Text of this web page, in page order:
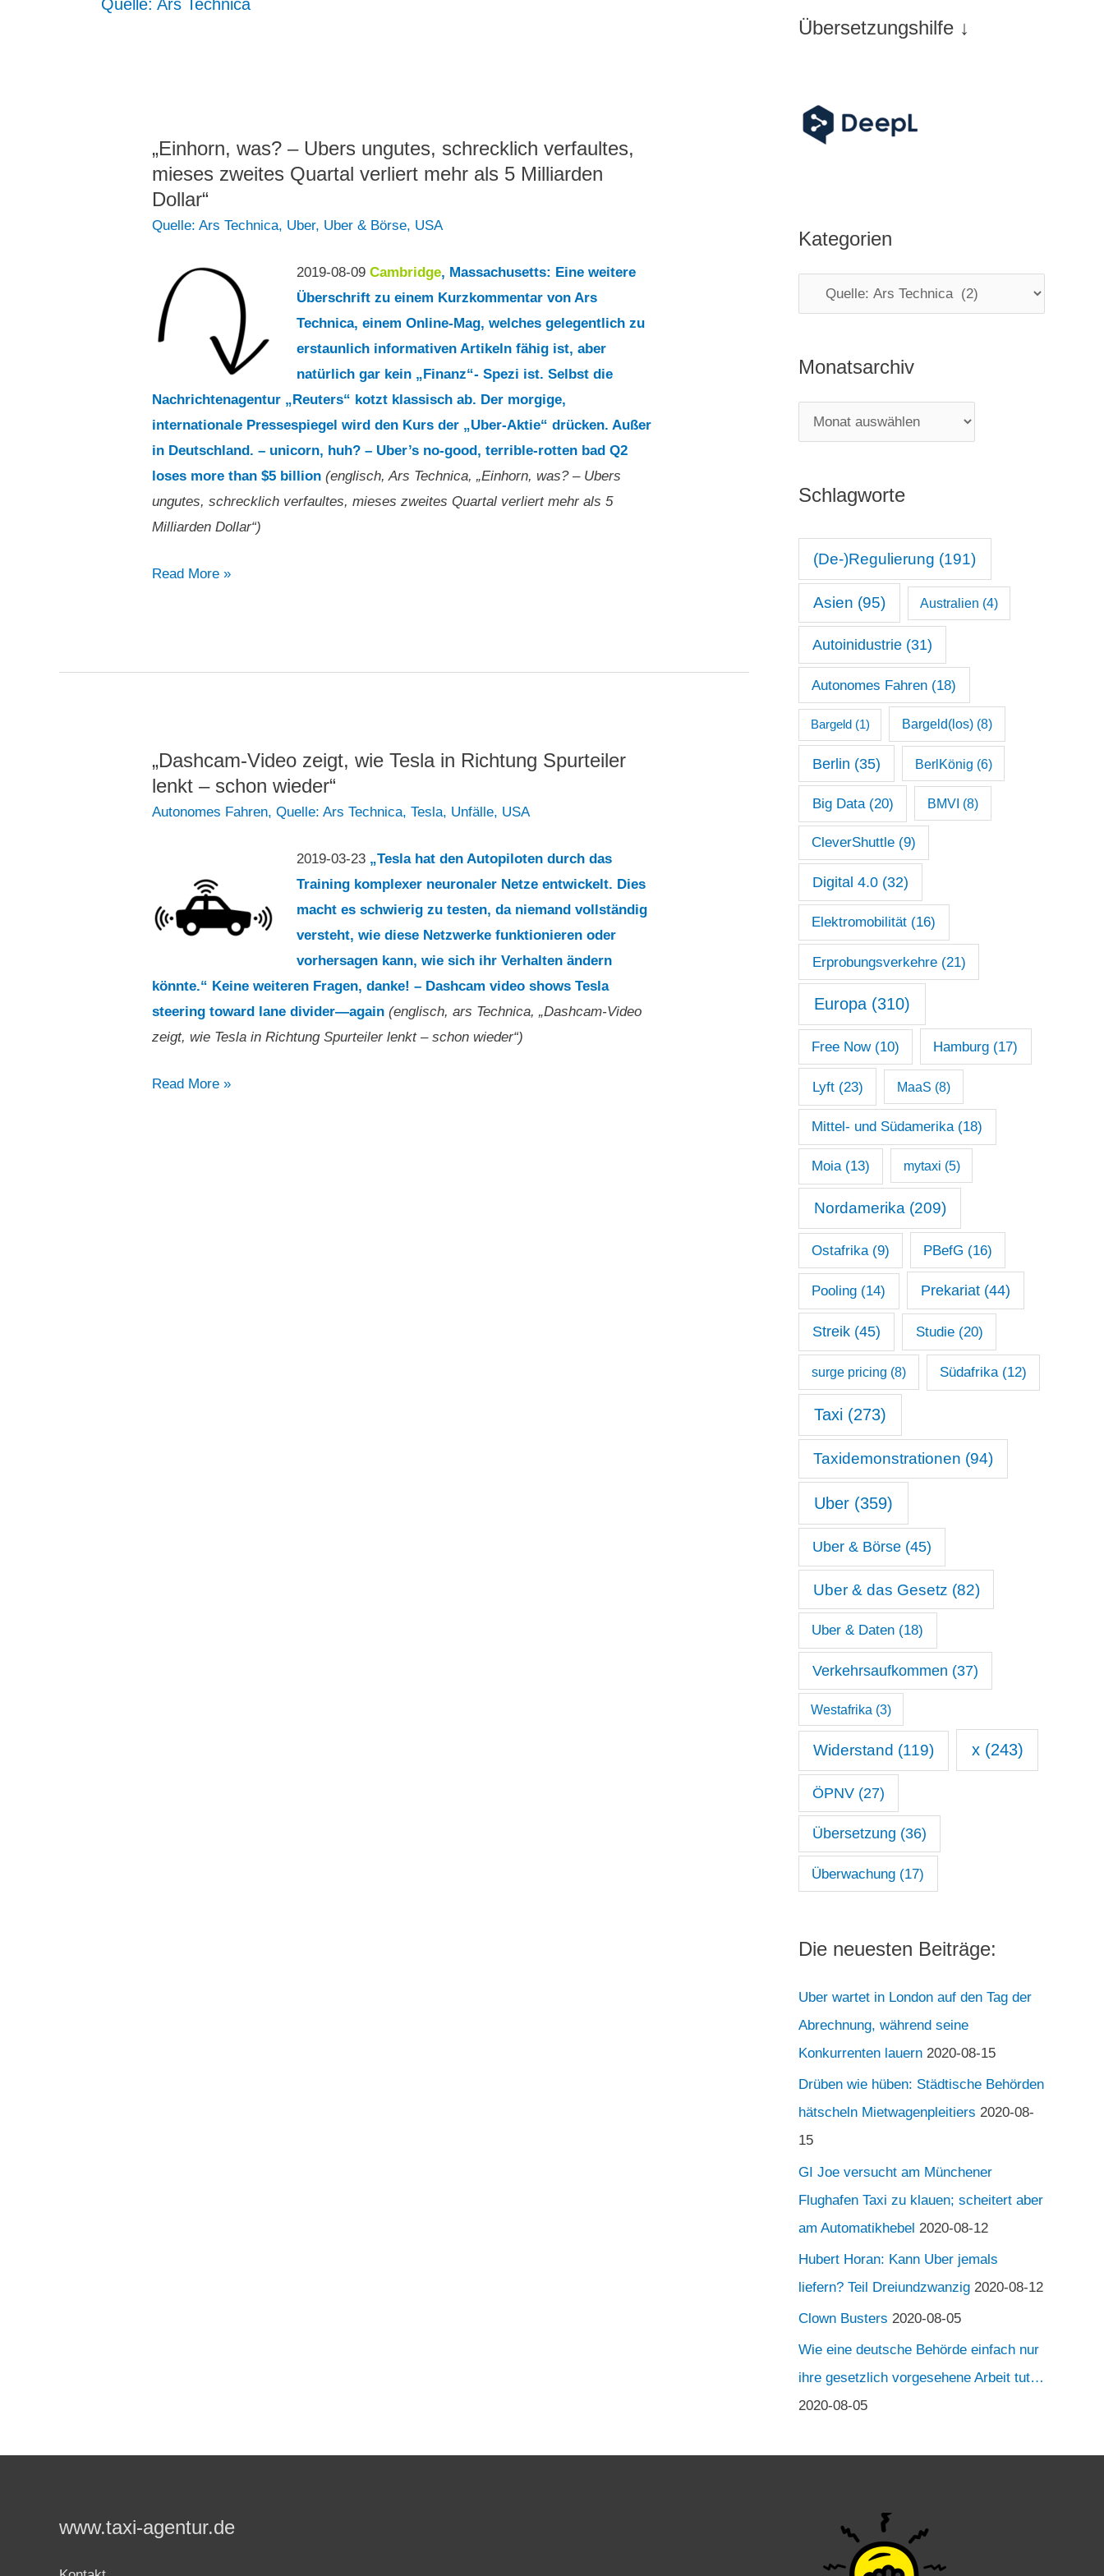
Quelle: Ars Technica
„Einhorn, was? – Ubers ungutes, schrecklich verfaultes,
mieses zweites Quartal verliert mehr als 5 Milliarden
Dollar“
Quelle: Ars Technica, Uber, Uber & Börse, USA
2019-08-09 Cambridge, Massachusetts: Eine weitere
Überschrift zu einem Kurzkommentar von Ars
Technica, einem Online-Mag, welches gelegentlich zu
erstaunlich informativen Artikeln fähig ist, aber
natürlich gar kein „Finanz“- Spezi ist. Selbst die
Nachrichtenagentur „Reuters“ kotzt klassisch ab. Der morgige,
internationale Pressespiegel wird den Kurs der „Uber-Aktie“ drücken. Außer
in Deutschland. – unicorn, huh? – Uber’s no-good, terrible-rotten bad Q2
loses more than $5 billion (englisch, Ars Technica, „Einhorn, was? – Ubers
ungutes, schrecklich verfaultes, mieses zweites Quartal verliert mehr als 5
Milliarden Dollar“)
„Einhorn,
ungutes,
mieses
zweites
5
Milliarden
Read More »
„Dashcam-Video zeigt, wie Tesla in Richtung Spurteiler
lenkt – schon wieder“
Autonomes Fahren,Quelle: Ars Technica,Tesla, Unfälle, USA
2019-03-23 „Tesla hat den Autopiloten durch das
Training komplexer neuronaler Netze entwickelt. Dies
macht es schwierig zu testen, da niemand vollständig
versteht, wie diese Netzwerke funktionieren oder
vorhersagen kann, wie sich ihr Verhalten ändern
könnte.“ Keine weiteren Fragen, danke! – Dashcam video shows Tesla
steering toward lane divider—again (englisch, ars Technica, „Dashcam-Video
zeigt, wie Tesla in Richtung Spurteiler lenkt – schon wieder“)
„Dashcam-
Read More »
Übersetzungshilfe ↓
Kategorien
a
e
g
n
Monatsarchiv
o
a
a
h
Schlagworte
(De-)Regulierung (191)
Asien (95) Australien (4)
Autoinidustrie(31)
Autonomes Fahren (18)
Bargeld (1) Bargeld(los)(8)
Berlin (35) BerlKönig (6)
Big Data(20) BMVI (8)
CleverShuttle(9)
Digital 4.0(32)
Elektromobilität (16)
Erprobungsverkehre(21)
Europa(310)
Free Now(10) Hamburg (17)
Lyft(23) MaaS (8)
Mittel- und Südamerika(18)
Moia(13) mytaxi (5)
Nordamerika (209)
Ostafrika(9) PBefG (16)
Pooling (14) Prekariat(44)
Streik (45) Studie(20)
surge pricing (8) Südafrika(12)
Taxi(273)
Taxidemonstrationen (94)
Uber (359)
Uber & Börse (45)
Uber & das Gesetz (82)
Uber & Daten (18)
Verkehrsaufkommen (37)
Westafrika (3)
Widerstand (119) x(243)
ÖPNV(27)
Übersetzung (36)
Überwachung (17)
Die neuesten Beiträge:
Uber wartet in London auf den Tag der
Abrechnung, während seine
Konkurrenten lauern 2020-08-15
Drüben wie hüben: Städtische Behörden
hätscheln Mietwagenpleitiers 2020-08-
15
GI Joe versucht am Münchener
Flughafen Taxi zu klauen; scheitert aber
am Automatikhebel 2020-08-12
Hubert Horan: Kann Uber jemals
liefern? Teil Dreiundzwanzig 2020-08-12
Clown Busters 2020-08-05
Wie eine deutsche Behörde einfach nur
ihre gesetzlich vorgesehene Arbeit tut…
2020-08-05
www.taxi-agentur.de